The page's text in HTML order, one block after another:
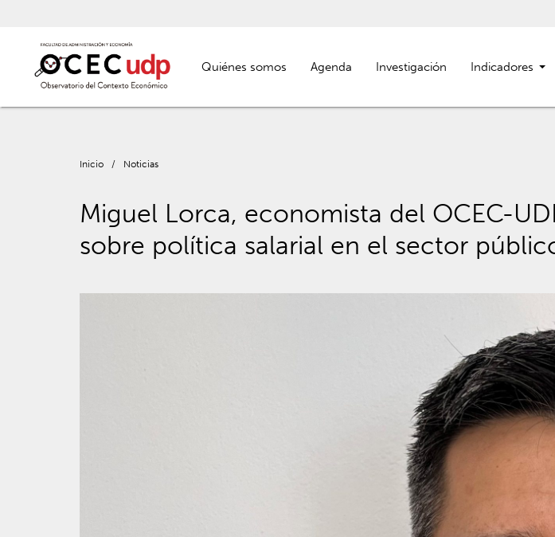
Quiénes somos Agenda Investigación Indicadores
Inicio / Noticias
Miguel Lorca, economista del OCEC-
sobre política salarial en el sector